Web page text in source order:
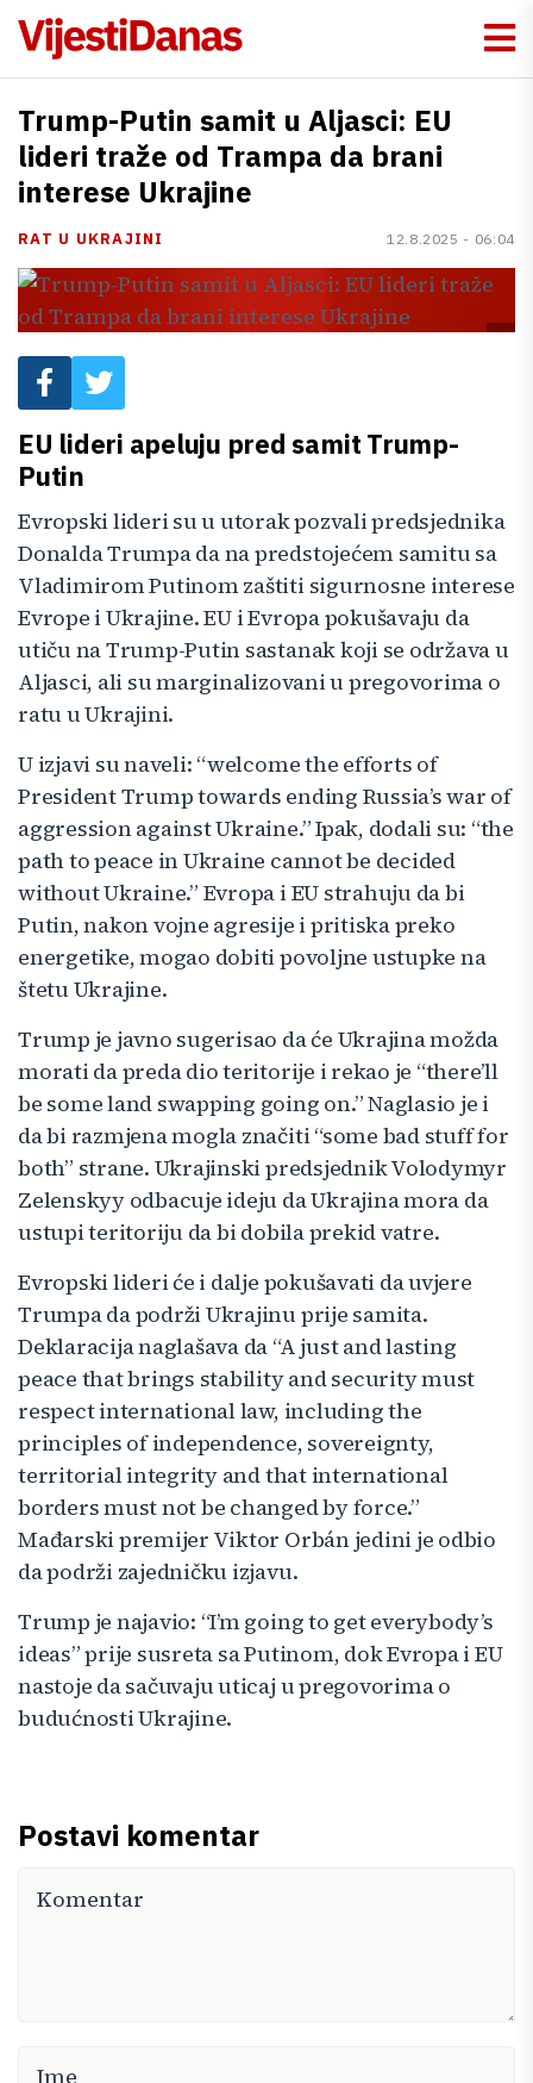
Trump-Putin samit u Aljasci: EU
lideri traže od Trampa da brani
interese Ukrajine
RAT U UKRAJINI 12.8.2025 - 06:04
EU lideri apeluju pred samit Trump-
Putin
Evropski lideri su u utorak pozvali predsjednika
Donalda Trumpa da na predstojećem samitu sa
Vladimirom Putinom zaštiti sigurnosne interese
Evrope i Ukrajine. EU i Evropa pokušavaju da
utiču na Trump-Putin sastanak koji se održava u
Aljasci, ali su marginalizovani u pregovorima o
ratu u Ukrajini.
U izjavi su naveli: “welcome the efforts of
President Trump towards ending Russia’s war of
aggression against Ukraine.” Ipak, dodali su: “the
path to peace in Ukraine cannot be decided
without Ukraine.” Evropa i EU strahuju da bi
Putin, nakon vojne agresije i pritiska preko
energetike, mogao dobiti povoljne ustupke na
štetu Ukrajine.
Trump je javno sugerisao da će Ukrajina možda
morati da preda dio teritorije i rekao je “there’ll
be some land swapping going on.” Naglasio je i
da bi razmjena mogla značiti “some bad stuff for
both” strane. Ukrajinski predsjednik Volodymyr
Zelenskyy odbacuje ideju da Ukrajina mora da
ustupi teritoriju da bi dobila prekid vatre.
Evropski lideri će i dalje pokušavati da uvjere
Trumpa da podrži Ukrajinu prije samita.
Deklaracija naglašava da “A just and lasting
peace that brings stability and security must
respect international law, including the
principles of independence, sovereignty,
territorial integrity and that international
borders must not be changed by force.”
Mađarski premijer Viktor Orbán jedini je odbio
da podrži zajedničku izjavu.
Trump je najavio: “I’m going to get everybody’s
ideas” prije susreta sa Putinom, dok Evropa i EU
nastoje da sačuvaju uticaj u pregovorima o
budućnosti Ukrajine.
Postavi komentar